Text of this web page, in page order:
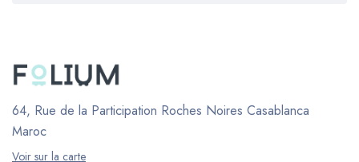
64, Rue de la Participation Roches Noires Casablanca
Maroc
Voir sur la carte